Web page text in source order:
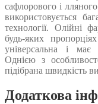
сафлорового і
використовується
технології. Олійні
будь-яких
універсальна і має
Однією з
підібрана швидкість
Додаткова